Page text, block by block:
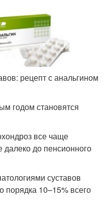
рецепт с анальгином
годом становятся
все чаще
до пенсионного
суставов
порядка 10–15% всего